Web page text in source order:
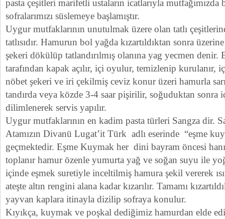
pasta çeşitleri marifetli ustaların icatlarıyla mutfağımızda
sofralarımızı süslemeye başlamıştır.
Uygur mutfaklarının unutulmak üzere olan tatlı
tatlısıdır. Hamurun bol yağda kızartıldıktan sonra
şekeri dökülüp tatlandırılmış olanına yag yecmen denir.
tarafından kapak açılır, içi oyulur, temizlenip kurulanır,
nöbet şekeri ve iri çekilmiş ceviz konur üzeri hamurla
tandırda veya közde 3-4 saar pişirilir, soğuduktan sonra
dilimlenerek servis yapılır.
Uygur mutfaklarının en kadim pasta türleri Sangza dir.
Atamızın Divanü Lugat’it Türk adlı eserinde “eşme
geçmektedir. Eşme Kuymak her dini bayram öncesi
toplanır hamur özenle yumurta yağ ve soğan suyu ile
içinde eşmek suretiyle inceltilmiş hamura şekil vererek
ateşte altın rengini alana kadar kızarılır. Tamamı
yayvan kaplara itinayla dizilip sofraya konulur.
Kıyıkça, kuymak ve poşkal dediğimiz hamurdan elde